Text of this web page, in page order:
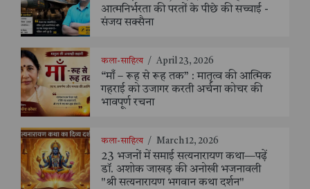
आत्मनिर्भरता की परतों के पीछे की सच्चाई -
संजय सक्सैना
कला-साहित्य / April 23, 2026
“माँ – रूह से रूह तक” : मातृत्व की आत्मिक
गहराई को उजागर करती अर्चना कोचर की
भावपूर्ण रचना
कला-साहित्य / March 12, 2026
23 भजनों में समाई सत्यनारायण कथा—पढ़ें
डॉ. अशोक जाखड़ की अनोखी भजनावली
"श्री सत्यनारायण भगवान कथा दर्शन"